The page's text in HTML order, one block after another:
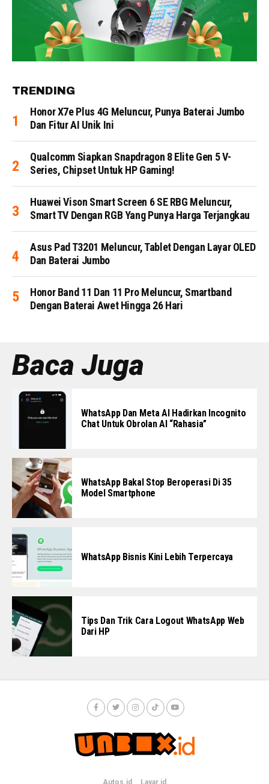
TRENDING
Honor X7e Plus 4G Meluncur, Punya Baterai Jumbo
Dan Fitur AI Unik Ini
Qualcomm Siapkan Snapdragon 8 Elite Gen 5 V-
Series, Chipset Untuk HP Gaming!
Huawei Vison Smart Screen 6 SE RBG Meluncur,
Smart TV Dengan RGB Yang Punya Harga Terjangkau
Asus Pad T3201 Meluncur, Tablet Dengan Layar OLED
Dan Baterai Jumbo
Honor Band 11 Dan 11 Pro Meluncur, Smartband
Dengan Baterai Awet Hingga 26 Hari
Baca Juga
WhatsApp Dan Meta AI Hadirkan Incognito
Chat Untuk Obrolan AI “Rahasia”
WhatsApp Bakal Stop Beroperasi Di 35
Model Smartphone
WhatsApp Bisnis Kini Lebih Terpercaya
Tips Dan Trik Cara Logout WhatsApp Web
Dari HP
Autos.id Layar.id